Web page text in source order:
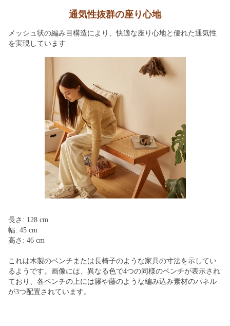
通気性抜群の座り心地
メッシュ状の編み目構造により、快適な座り心地と優れた通気性
を実現しています
長さ: 128 cm
幅: 45 cm
高さ: 46 cm
これは木製のベンチまたは長椅子のような家具の寸法を示してい
るようです。画像には、異なる色で4つの同様のベンチが表示され
ており、各ベンチの上には籐や藤のような編み込み素材のパネル
が3つ配置されています。